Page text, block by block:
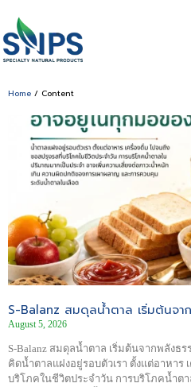
Home / Content
S-Balanz สมดุลน้ำตาล เริ่มต้นจา
August 5, 2026
S-Balanz สมดุลน้ำตาล เริ่มต้นจากพลัง
คิดน้ำตาลแฝงอยู่รอบตัวเรา ตั้งแต่อาหาร
บริโภคในชีวิตประจำวัน การบริโภคน้ำต